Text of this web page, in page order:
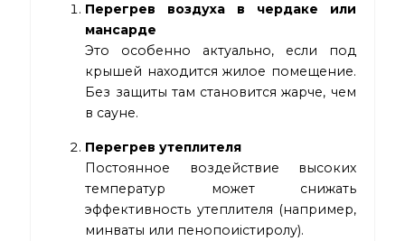
Перегрев воздуха в чердаке или
мансарде
Это особенно актуально, если под
крышей находится жилое помещение.
Без защиты там становится жарче, чем
в сауне.
Перегрев утеплителя
Постоянное воздействие высоких
температур может снижать
эффективность утеплителя (например,
минваты или пенопоиістиролу).